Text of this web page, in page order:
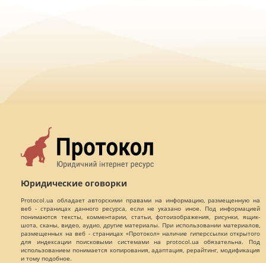
Юридические оговорки
Protocol.ua обладает авторскими правами на информацию, размещенную на
веб - страницах данного ресурса, если не указано иное. Под информацией
понимаются тексты, комментарии, статьи, фотоизображения, рисунки, ящик-
шота, сканы, видео, аудио, другие материалы. При использовании материалов,
размещенных на веб - страницах «Протокол» наличие гиперссылки открытого
для индексации поисковыми системами на protocol.ua обязательна. Под
использованием понимается копирования, адаптация, рерайтинг, модификация
и тому подобное.